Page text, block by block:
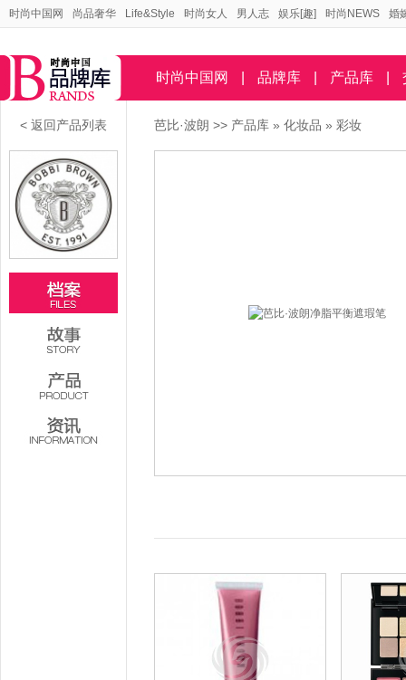
时尚中国网 尚品奢华 Life&Style 时尚女人 男人志 娱乐[趣] 时尚NEWS 婚
时尚中国网 品牌库 产品库
< 返回产品列表 芭比·波朗 >> 产品库 » 化妆品 » 彩妆